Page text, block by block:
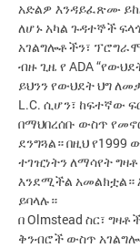
አድልዎ እንዳይፈጽሙ
ለሆኑ አካል ጉዳተኞች
አገልግሎቶችን፣
ብዙ ጊዜ የ ADA
ይህንን የውህደት ህግ
L.C. ሲሆን፣ ከፍተኛው
በማህበረሰቡ ውስጥ
ደንግጓል። በዚህ የ1999
ተገዢነትን ለማሳየት
እንደሚችል አመልክቷል።
ይባላሉ።
በ Olmstead ስር፣
ቅንብሮች ውስጥ